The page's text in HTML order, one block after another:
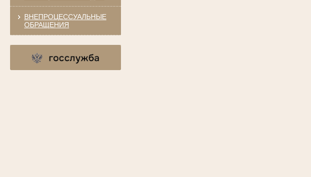
ВНЕПРОЦЕССУАЛЬНЫЕ
ОБРАЩЕНИЯ